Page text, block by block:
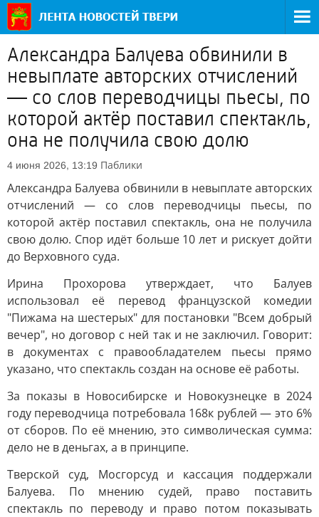
Александра Балуева обвинили в
невыплате авторских отчислений
— со слов переводчицы пьесы, по
которой актёр поставил спектакль,
она не получила свою долю
4 июня 2026, 13:19 Паблики
Александра Балуева обвинили в невыплате авторских
отчислений — со слов переводчицы пьесы, по
которой актёр поставил спектакль, она не получила
свою долю. Спор идёт больше 10 лет и рискует дойти
до Верховного суда.
Ирина Прохорова утверждает, что Балуев
использовал её перевод французской комедии
"Пижама на шестерых" для постановки "Всем добрый
вечер", но договор с ней так и не заключил. Говорит:
в документах с правообладателем пьесы прямо
указано, что спектакль создан на основе её работы.
За показы в Новосибирске и Новокузнецке в 2024
году переводчица потребовала 168к рублей — это 6%
от сборов. По её мнению, это символическая сумма:
дело не в деньгах, а в принципе.
Тверской суд, Мосгорсуд и кассация поддержали
Балуева. По мнению судей, право поставить
спектакль по переводу и право потом показывать